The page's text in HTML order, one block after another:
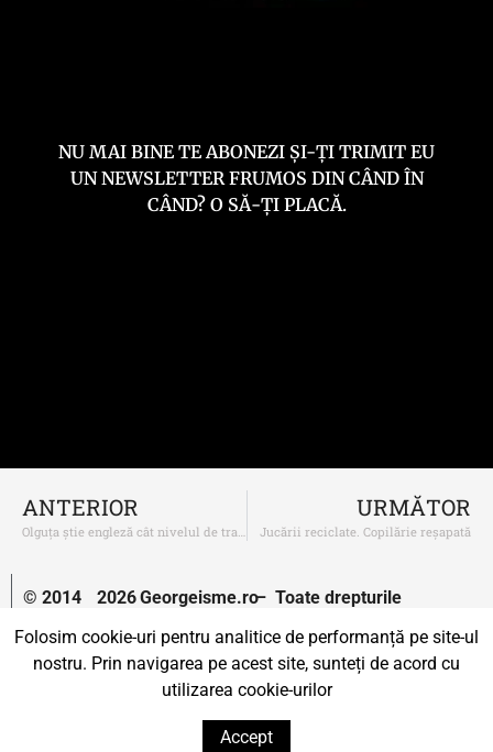
NU MAI BINE TE ABONEZI ȘI-ȚI TRIMIT EU
UN NEWSLETTER FRUMOS DIN CÂND ÎN
CÂND? O SĂ-ȚI PLACĂ.
ANTERIOR
Olguța știe engleză cât nivelul de trai în Oltenia
URMĂTOR
Jucării reciclate. Copilărie reșapată
© 2014
2026Georgeisme.ro– Toate drepturile
Un proiect susținut deUprise.
Folosim cookie-uri pentru analitice de performanță pe site-ul
nostru. Prin navigarea pe acest site, sunteți de acord cu
utilizarea cookie-urilor
Accept